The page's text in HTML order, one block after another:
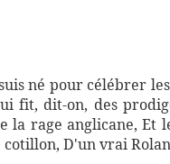
né pour célébrer
fit, dit-on, des
la rage anglicane, Et
cotillon, D'un vrai